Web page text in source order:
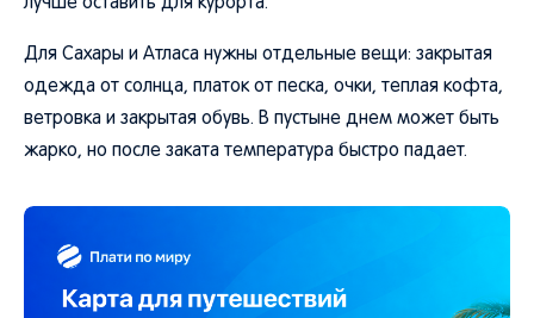
одежда от солнца, платок от песка, очки, теплая кофта,
ветровка и закрытая обувь. В пустыне днем может быть
жарко, но после заката температура быстро падает.